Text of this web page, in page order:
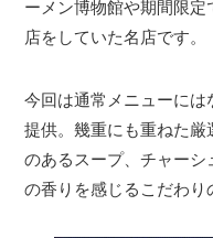
ーメン博物館や期間限
店をしていた名店です。
今回は通常メニューに
提供。幾重にも重ねた
のあるスープ、チャー
の香りを感じるこだわり